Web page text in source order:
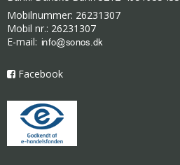
Mobilnummer: 26231307
Mobil nr.: 26231307
E-mail:
Facebook